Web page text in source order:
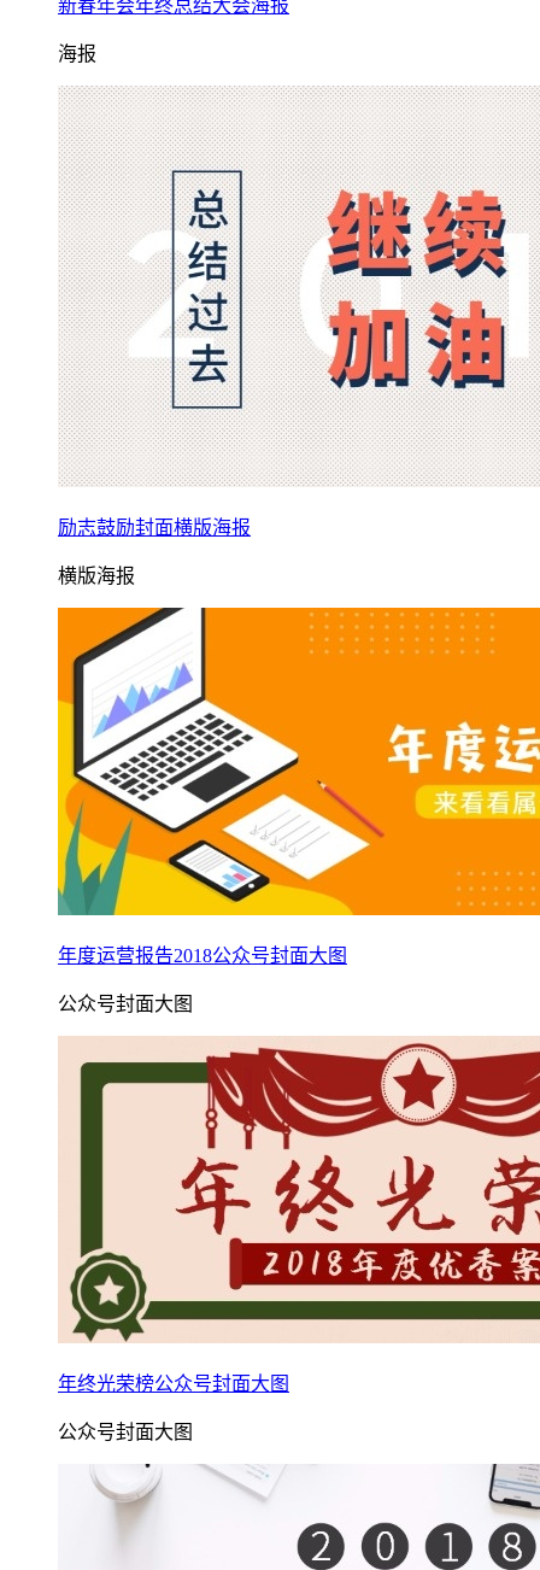
新春年会年终总结大会海报
海报
励志鼓励封面横版海报
横版海报
年度运营报告2018公众号封面大图
公众号封面大图
年终光荣榜公众号封面大图
公众号封面大图